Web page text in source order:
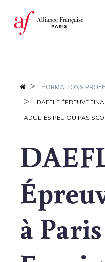
Panneau de gestion
FORMATIONS
DAEFLE ÉPREUVE
ADULTES PEU OU PAS
à